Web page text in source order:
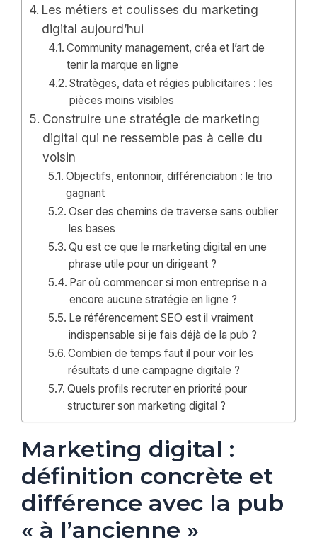
Les métiers et coulisses du marketing
digital aujourd’hui
Community management, créa et l’art de
tenir la marque en ligne
Stratèges, data et régies publicitaires : les
pièces moins visibles
Construire une stratégie de marketing
digital qui ne ressemble pas à celle du
voisin
Objectifs, entonnoir, différenciation : le trio
gagnant
Oser des chemins de traverse sans oublier
les bases
Qu est ce que le marketing digital en une
phrase utile pour un dirigeant ?
Par où commencer si mon entreprise n a
encore aucune stratégie en ligne ?
Le référencement SEO est il vraiment
indispensable si je fais déjà de la pub ?
Combien de temps faut il pour voir les
résultats d une campagne digitale ?
Quels profils recruter en priorité pour
structurer son marketing digital ?
Marketing digital :
définition concrète et
différence avec la pub
« à l’ancienne »